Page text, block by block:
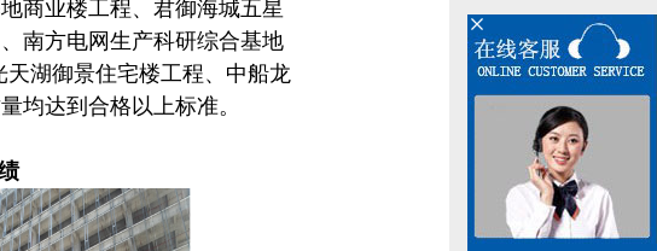
商业楼工程、君御海城五星
南方电网生产科研综合基地
湖御景住宅楼工程、中船龙
均达到合格以上标准。